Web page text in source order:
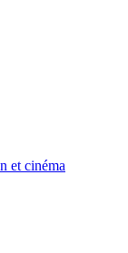
et cinéma